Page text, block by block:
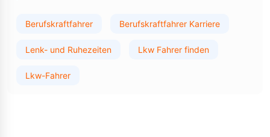
Berufskraftfahrer Berufskraftfahrer Karriere
Lenk- und Ruhezeiten Lkw Fahrer finden
Lkw-Fahrer